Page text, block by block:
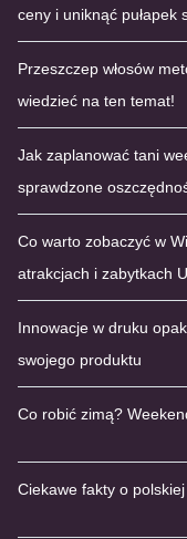
ceny i uniknąć pułapek
Przeszczep włosów
wiedzieć na ten temat!
Jak zaplanować tani
sprawdzone
Co warto zobaczyć w
atrakcjach i zabytkach
Innowacje w druku
swojego produktu
Co robić zimą?
Ciekawe fakty o